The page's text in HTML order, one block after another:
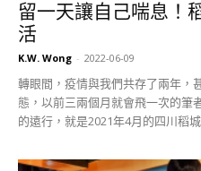
留一天讓自己喘息！
活
K.W. Wong - 2022-06-09
轉眼間，疫情與我們共存了兩年，
態，以前三兩個月就會飛一次的筆
的遠行，就是2021年4月的四川稻